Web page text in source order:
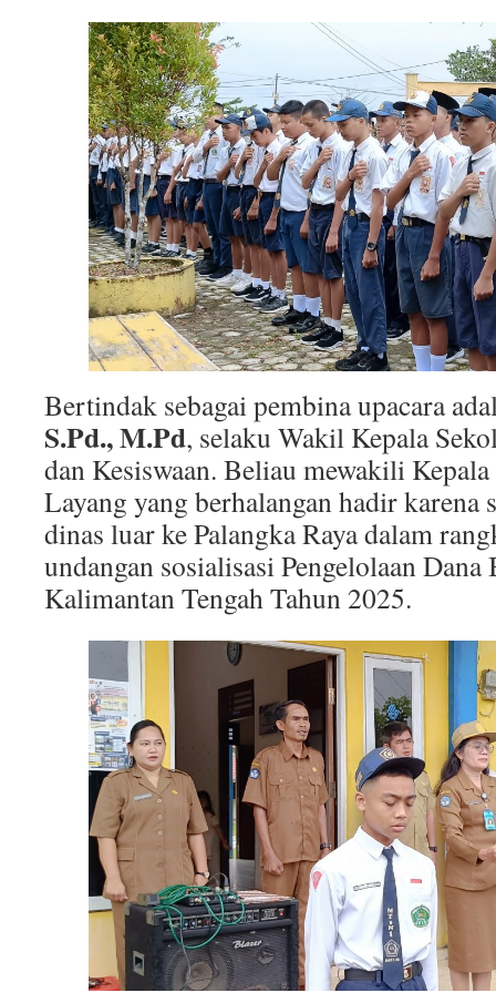
Bertindak sebagai pembina upacara
S.Pd., M.Pd, selaku Wakil Kepala
dan Kesiswaan. Beliau mewakili
Layang yang berhalangan hadir karena
dinas luar ke Palangka Raya dalam
undangan sosialisasi Pengelolaan
Kalimantan Tengah Tahun 2025.